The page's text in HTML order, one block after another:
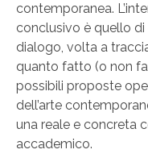
contemporanea.
conclusivo è quello
dialogo, volta a
quanto fatto (o non
possibili proposte
dell’arte
una reale e concreta
accademico.